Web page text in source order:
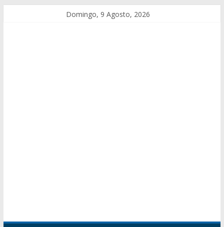
Domingo, 9 Agosto, 2026